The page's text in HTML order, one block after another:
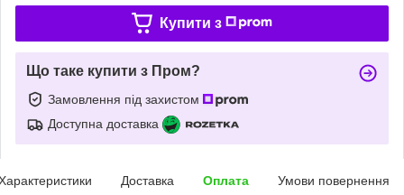
Купити з
Що таке купити з Пром?
Замовлення під захистом
Доступна доставка
Доставка Оплата Умови повернення